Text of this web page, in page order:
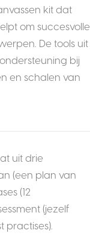
kit dat
om succesvolle
De tools uit
bij
en schalen van
uit drie
(een plan van
(12
(jezelf
practises).